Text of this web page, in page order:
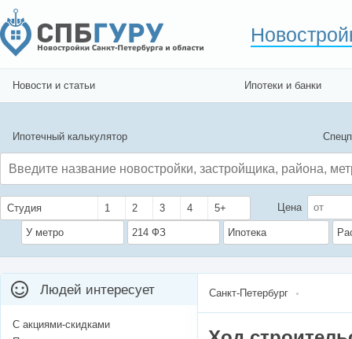
Новости и статьи Ипотеки и банки
Ипотечный калькулятор
Студия 1 2 3 4 5+ Цена
У метро 214 ФЗ Ипотека
Санкт-Петербург
Людей интересует
С акциями-скидками